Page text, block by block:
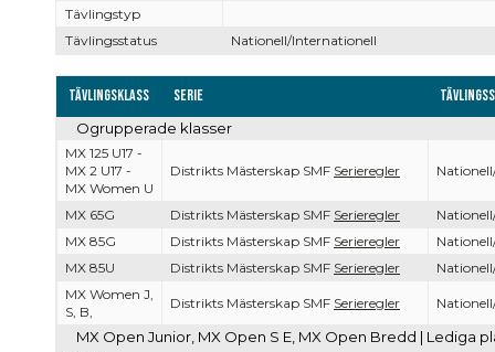
Tävlingstyp
Tävlingsstatus
Nationell/Internationell
Tävlingsklass Serie
Ogrupperade klasser
MX 125 U17 -
MX 2 U17 -
MX Women U
Distrikts Mästerskap SMF Serieregler
MX 65G Distrikts Mästerskap SMF Serieregler
MX 85G
Distrikts Mästerskap SMF Serieregler
MX 85U
Distrikts Mästerskap SMF Serieregler
MX Women J,
S, B,
Distrikts Mästerskap SMF Serieregler
MX Open Junior, MX Open S E, MX Open Bredd | Lediga